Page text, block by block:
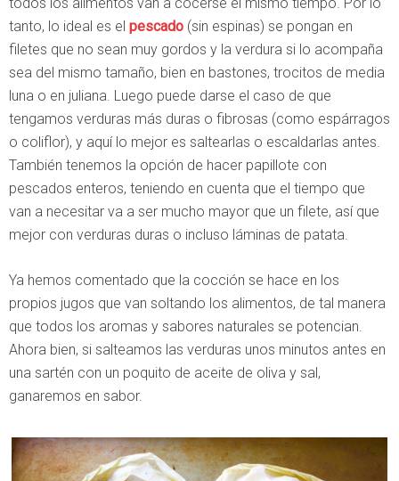
tanto, lo ideal es el pescado (sin espinas) se pongan en
filetes que no sean muy gordos y la verdura si lo acompaña
sea del mismo tamaño, bien en bastones, trocitos de media
luna o en juliana. Luego puede darse el caso de que
tengamos verduras más duras o fibrosas (como espárragos
o coliflor), y aquí lo mejor es saltearlas o escaldarlas antes.
También tenemos la opción de hacer papillote con
pescados enteros, teniendo en cuenta que el tiempo que
van a necesitar va a ser mucho mayor que un filete, así que
mejor con verduras duras o incluso láminas de patata.
Ya hemos comentado que la cocción se hace en los
propios jugos que van soltando los alimentos, de tal manera
que todos los aromas y sabores naturales se potencian.
Ahora bien, si salteamos las verduras unos minutos antes en
una sartén con un poquito de aceite de oliva y sal,
ganaremos en sabor.